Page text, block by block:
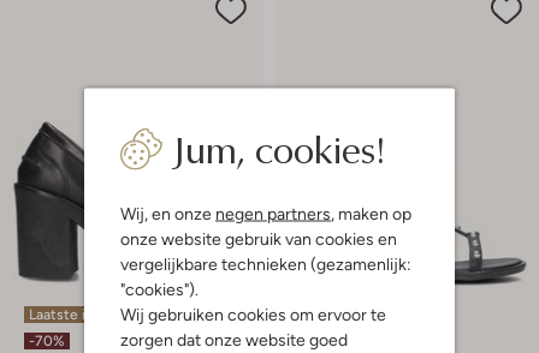
Jum, cookies!
Wij, en onze negen partners, maken op
onze website gebruik van cookies en
vergelijkbare technieken (gezamenlijk:
"cookies").
Wij gebruiken cookies om ervoor te
zorgen dat onze website goed
Laatste item
-70%
Laatste item
-70%